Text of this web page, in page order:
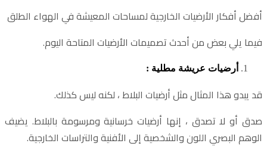
أفضل أفكار الأرضيات الخارجية لمساحات المعيشة في الهواء الطلق
فيما يلي بعض من أحدث تصميمات الأرضيات المتاحة اليوم.
أرضيات عريشة مطلية :
قد يبدو هذا المثال مثل أرضيات البلاط ، لكنه ليس كذلك.
صدق أو لا تصدق ، إنها أرضيات خرسانية ومرسومة بالبلاط. يضيف
الوهم البصري اللون والشخصية إلى الأفنية والتراسات الخارجية.